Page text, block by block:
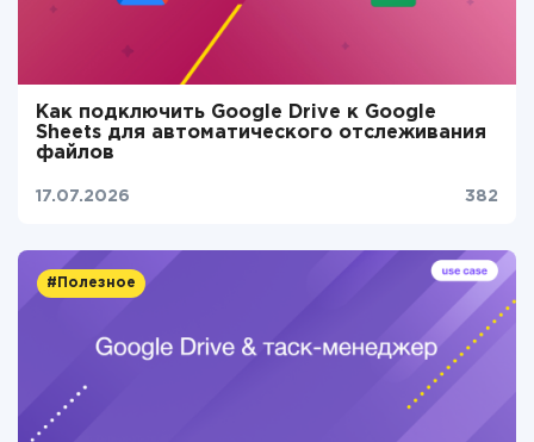
Как подключить Google Drive к Google
Sheets для автоматического отслеживания
файлов
17.07.2026 382
#Полезное